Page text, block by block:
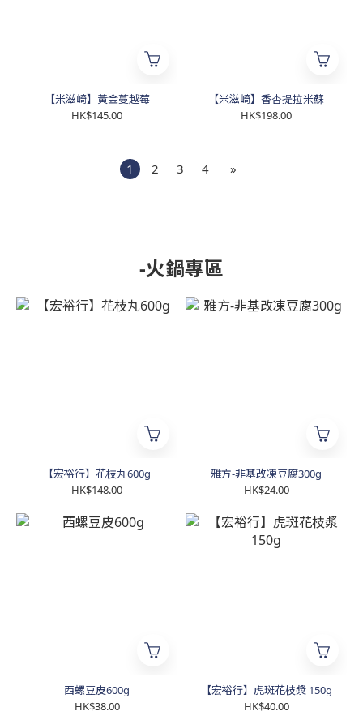
【米滋崎】黃金蔓越莓
HK$145.00
【米滋崎】香杏提拉米蘇
HK$198.00
1 2 3 4 »
-火鍋專區
【宏裕行】花枝丸600g
HK$148.00
雅方-非基改凍豆腐300g
HK$24.00
西螺豆皮600g
HK$38.00
【宏裕行】虎斑花枝漿 150g
HK$40.00